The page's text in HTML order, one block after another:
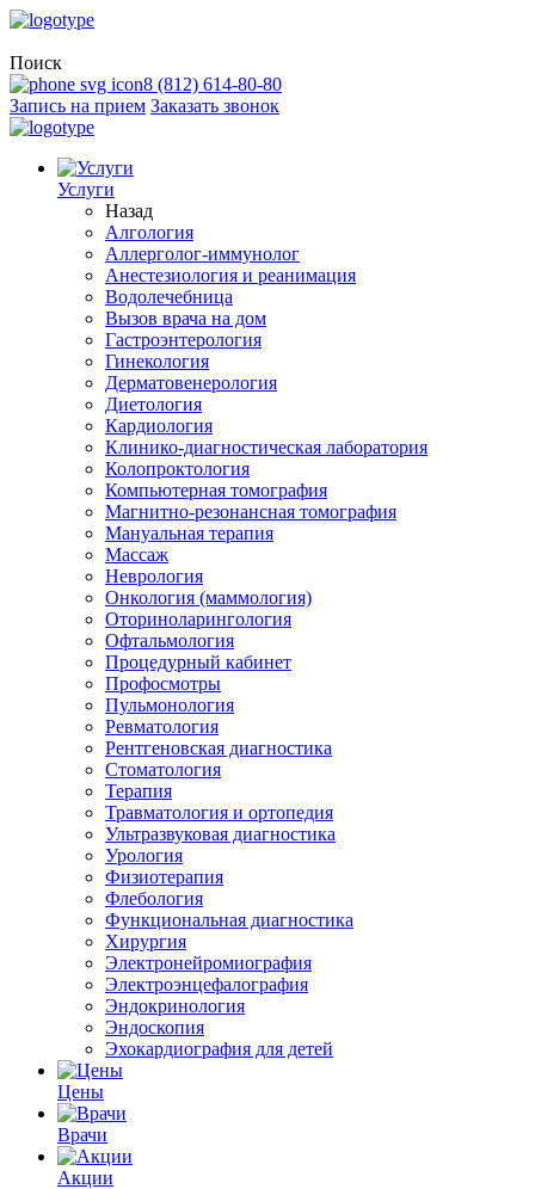
Поиск
8 (812) 614-80-80
Запись на прием Заказать звонок
Услуги
Назад
Алгология
Аллерголог-иммунолог
Анестезиология и реанимация
Водолечебница
Вызов врача на дом
Гастроэнтерология
Гинекология
Дерматовенерология
Диетология
Кардиология
Клинико-диагностическая лаборатория
Колопроктология
Компьютерная томография
Магнитно-резонансная томография
Мануальная терапия
Массаж
Неврология
Онкология (маммология)
Оториноларингология
Офтальмология
Процедурный кабинет
Профосмотры
Пульмонология
Ревматология
Рентгеновская диагностика
Стоматология
Терапия
Травматология и ортопедия
Ультразвуковая диагностика
Урология
Физиотерапия
Флебология
Функциональная диагностика
Хирургия
Электронейромиография
Электроэнцефалография
Эндокринология
Эндоскопия
Эхокардиография для детей
Цены
Врачи
Акции